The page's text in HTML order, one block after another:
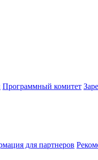
Программный комитет
для партнеров